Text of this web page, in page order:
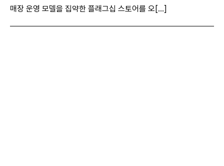
매장 운영 모델을 집약한 플래그십 스토어를 오[...]